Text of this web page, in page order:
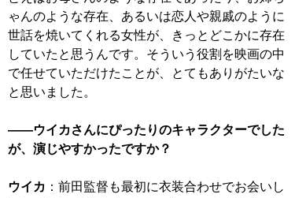
ゃんのような存在、あるいは恋人や親戚のように
世話を焼いてくれる女性が、きっとどこかに存在
していたと思うんです。そういう役割を映画の中
で任せていただけたことが、とてもありがたいな
と思いました。
――ウイカさんにぴったりのキャラクターでした
が、演じやすかったですか？
ウイカ ：前田監督も最初に衣装合わせでお会いし